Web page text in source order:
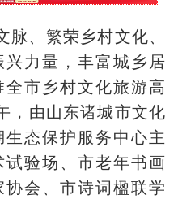
、繁荣乡村文化、
力量，丰富城乡居
市乡村文化旅游高
，由山东诸城市文化
态保护服务中心主
验场、市老年书画
会、市诗词楹联学